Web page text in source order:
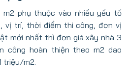
phụ thuộc vào nhiều yếu tố
vị trí, thời điểm thi công, đơn vị
mới nhất thì đơn giá xây nhà 3
công hoàn thiện theo m2 dao
triệu/m2.